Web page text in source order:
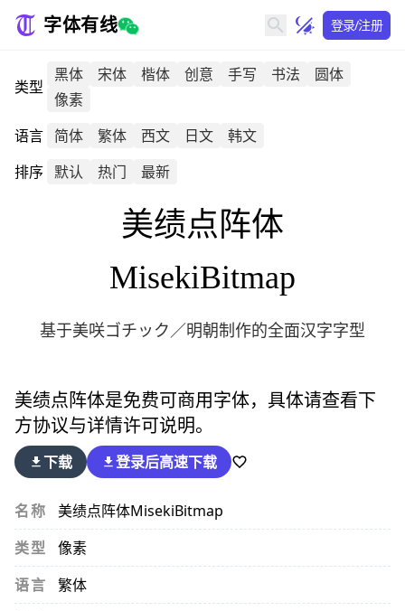
字体有线 登录/注册
类型
黑体 宋体 楷体 创意 手写 书法
圆体
像素
语言 简体 繁体 西文 日文
韩文
排序 默认 热门 最新
美绩点阵体
MisekiBitmap
基于美咲ゴチック／明朝制作的全面汉字字型
美绩点阵体是免费可商用字体，具体请查看下
方协议与详情许可说明。
下载 登录后高速下载
名称 美绩点阵体MisekiBitmap
类型
像素
语言
繁体